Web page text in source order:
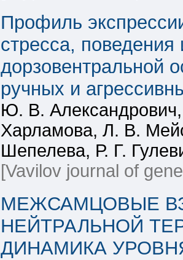
Профиль
стресса, поведения
дорзовентральной
ручных и
Ю. В.
Харламова, Л. В.
Шепелева, Р. Г.
[Vavilov journal of
МЕЖСАМЦОВЫЕ
НЕЙТРАЛЬНОЙ
ДИНАМИКА